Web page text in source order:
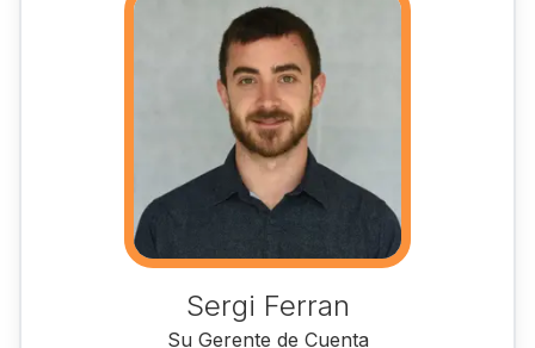
Sergi Ferran
Su Gerente de Cuenta